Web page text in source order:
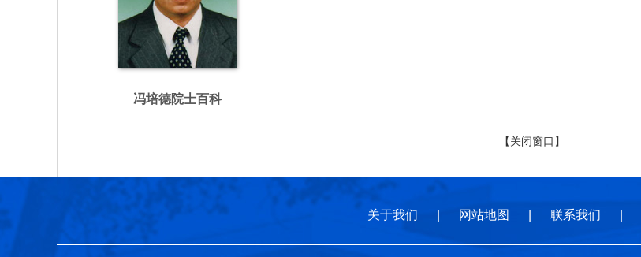
冯培德院士百科
【关闭窗口】
关于我们 网站地图 联系我们